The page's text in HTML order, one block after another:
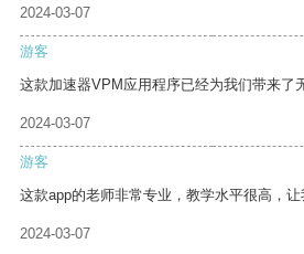
2024-03-07
游客
这款加速器VPM应用程序已经为我们带来了
2024-03-07
游客
这款app的老师非常专业，教学水平很高，让
2024-03-07